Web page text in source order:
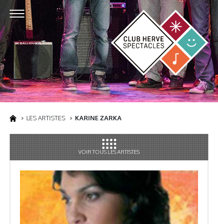
LES ARTISTES KARINE ZARKA
VOIR TOUS LES ARTISTES